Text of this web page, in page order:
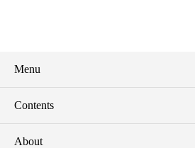
Menu
Contents
About